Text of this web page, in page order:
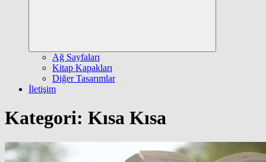
Ağ Sayfaları
Kitap Kapakları
Diğer Tasarımlar
İletişim
Kategori: Kısa Kısa